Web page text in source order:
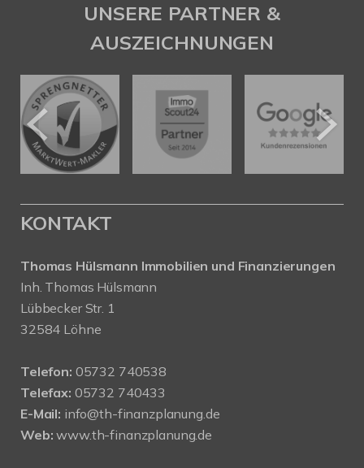
UNSERE PARTNER &
AUSZEICHNUNGEN
KONTAKT
Thomas Hülsmann Immobilien und Finanzierungen
Inh. Thomas Hülsmann
Lübbecker Str. 1
32584 Löhne
Telefon: 05732 740538
Telefax: 05732 740433
E-Mail: info@th-finanzplanung.de
Web: www.th-finanzplanung.de